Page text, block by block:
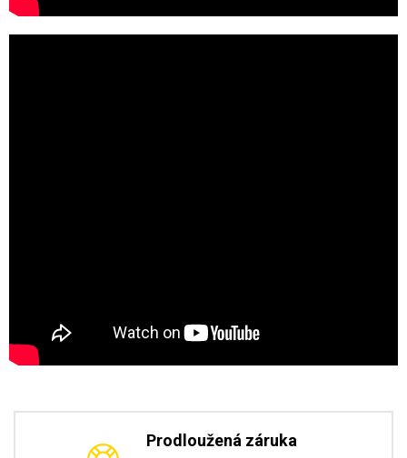
Prodloužená záruka